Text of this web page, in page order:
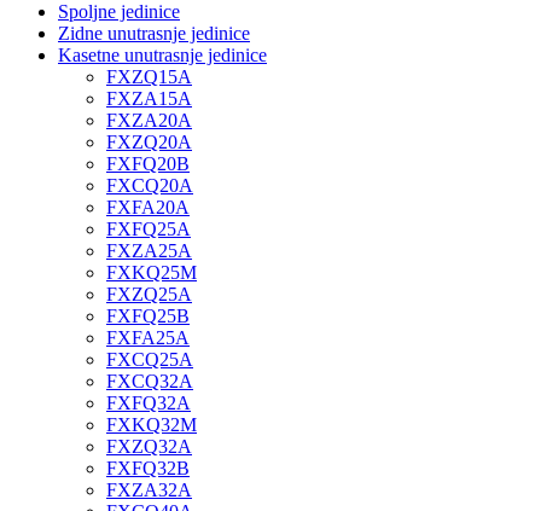
Spoljne jedinice
Zidne unutrasnje jedinice
Kasetne unutrasnje jedinice
FXZQ15A
FXZA15A
FXZA20A
FXZQ20A
FXFQ20B
FXCQ20A
FXFA20A
FXFQ25A
FXZA25A
FXKQ25M
FXZQ25A
FXFQ25B
FXFA25A
FXCQ25A
FXCQ32A
FXFQ32A
FXKQ32M
FXZQ32A
FXFQ32B
FXZA32A